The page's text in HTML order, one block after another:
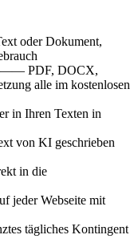
oder Dokument,
—— PDF, DOCX,
alle im kostenlosen
in Ihren Texten in
von KI geschrieben
in die
jeder Webseite mit
tägliches Kontingent